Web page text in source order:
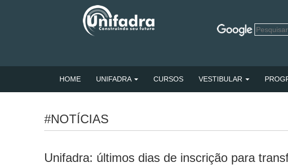
HOME UNIFADRA CURSOS VESTIBULAR
#NOTÍCIAS
Unifadra: últimos dias de inscrição para